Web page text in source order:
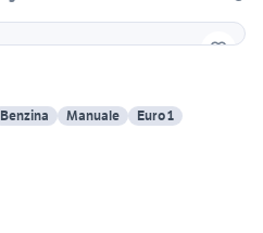
Benzina Manuale Euro 1